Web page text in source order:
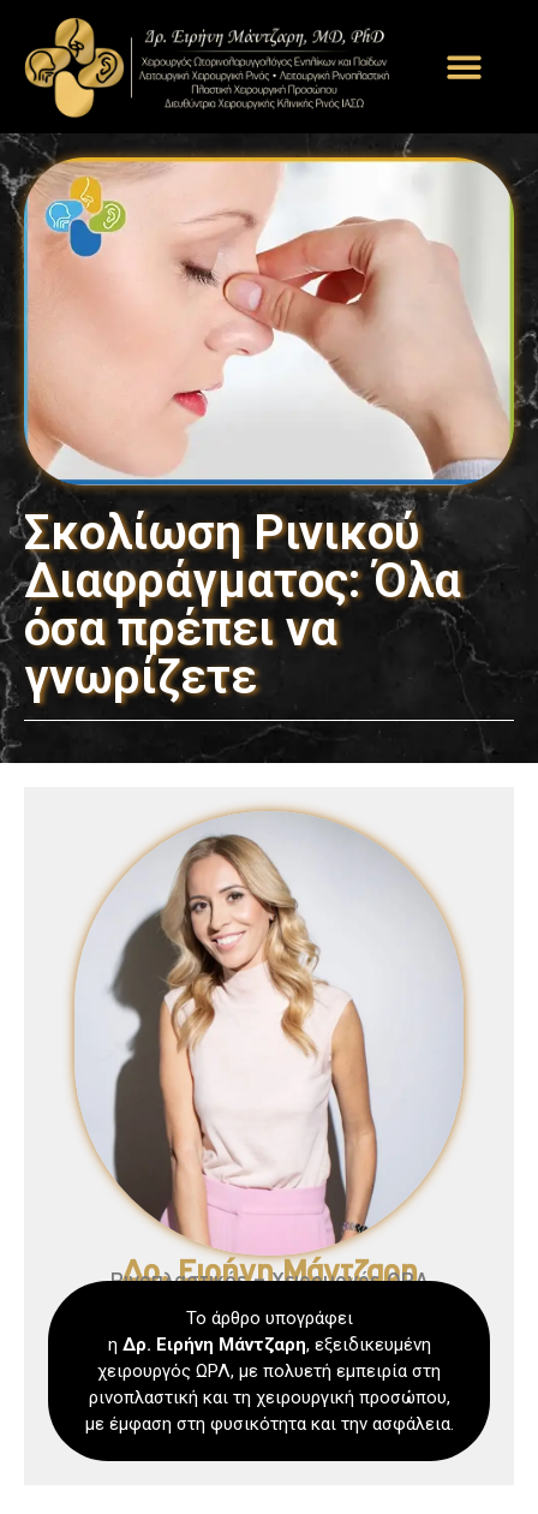
Σκολίωση Ρινικού
Διαφράγματος: Όλα
όσα πρέπει να
γνωρίζετε
Δρ. Ειρήνη Μάντζαρη
Ρινοπλαστικός – Χειρουργός ΩΡΛ
Το άρθρο υπογράφει
η Δρ. Ειρήνη Μάντζαρη, εξειδικευμένη
χειρουργός ΩΡΛ, με πολυετή εμπειρία στη
ρινοπλαστική και τη χειρουργική προσώπου,
με έμφαση στη φυσικότητα και την ασφάλεια.